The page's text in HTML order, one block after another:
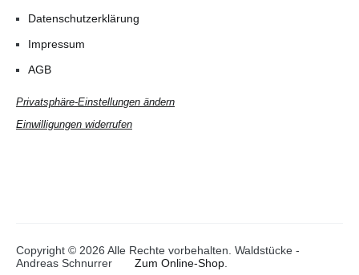
Datenschutzerklärung
Impressum
AGB
Privatsphäre-Einstellungen ändern
Einwilligungen widerrufen
Copyright © 2026 Alle Rechte vorbehalten. Waldstücke -
Andreas Schnurrer
Zum Online-Shop